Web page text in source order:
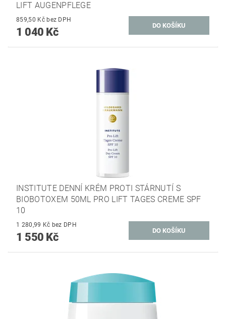
LIFT AUGENPFLEGE
859,50 Kč bez DPH
1 040 Kč
INSTITUTE DENNÍ KRÉM PROTI STÁRNUTÍ S
BIOBOTOXEM 50ML PRO LIFT TAGES CREME SPF
10
1 280,99 Kč bez DPH
1 550 Kč